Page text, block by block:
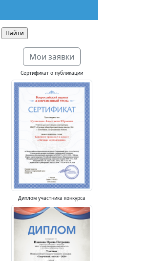
Мои заявки
Сертификат о публикации
Диплом участника конкурса